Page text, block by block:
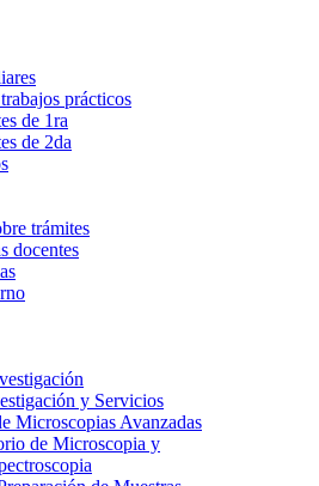
prácticos
de 1ra
de 2da
trámites
docentes
y Servicios
Microscopias Avanzadas
de Microscopia y